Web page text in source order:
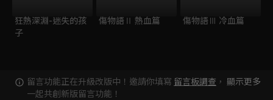
狂熱深淵-迷失的孩
子
傷物語Ⅱ 熱血篇 傷物語Ⅲ 冷血篇
留言功能正在升級改版中！邀請你填寫 留言板調查 ，
一起共創新版留言功能！
顯示更多